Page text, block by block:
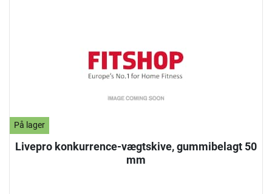
På lager
Livepro konkurrence-vægtskive, gummibelagt 50
mm